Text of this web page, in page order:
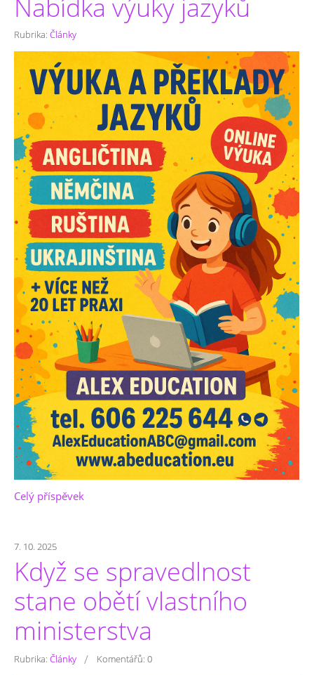
Nabídka výuky jazyků
Rubrika: Články
Celý příspěvek
7. 10. 2025
Když se spravedlnost
stane obětí vlastního
ministerstva
Rubrika: Články / Komentářů: 0